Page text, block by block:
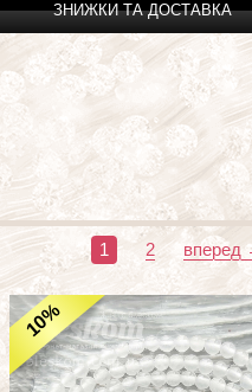
ЗНИЖКИ ТА ДОСТАВКА
1 2 вперед
10%